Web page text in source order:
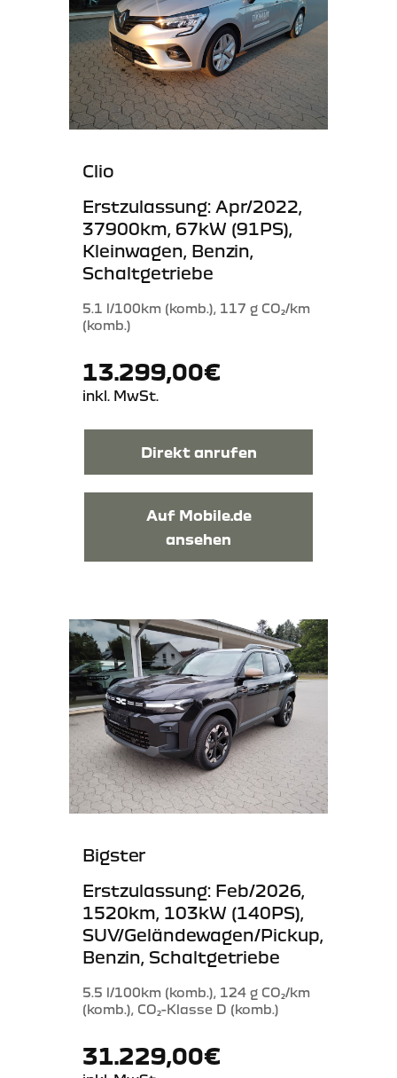
Clio
Erstzulassung: Apr/2022,
37900km, 67kW (91PS),
Kleinwagen, Benzin,
Schaltgetriebe
5.1 l/100km (komb.), 117 g CO₂/km
(komb.)
13.299,00€
inkl. MwSt.
Direkt anrufen
Auf Mobile.de
ansehen
Bigster
Erstzulassung: Feb/2026,
1520km, 103kW (140PS),
SUV/Geländewagen/Pickup,
Benzin, Schaltgetriebe
5.5 l/100km (komb.), 124 g CO₂/km
(komb.), CO₂-Klasse D (komb.)
31.229,00€